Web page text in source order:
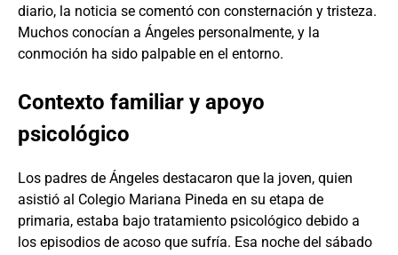
diario, la noticia se comentó con consternación y tristeza.
Muchos conocían a Ángeles personalmente, y la
conmoción ha sido palpable en el entorno.
Contexto familiar y apoyo
psicológico
Los padres de Ángeles destacaron que la joven, quien
asistió al Colegio Mariana Pineda en su etapa de
primaria, estaba bajo tratamiento psicológico debido a
los episodios de acoso que sufría. Esa noche del sábado